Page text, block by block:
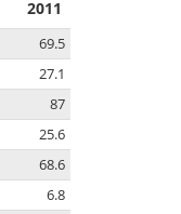
2011
69.5
27.1
87
25.6
68.6
6.8